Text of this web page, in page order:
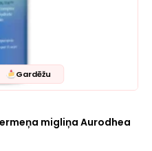
Gardēžu
migliņa Aurodhea